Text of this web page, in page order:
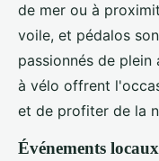
de mer ou à
voile, et pédalos
passionnés de plein
à vélo offrent
et de profiter de la
Événements